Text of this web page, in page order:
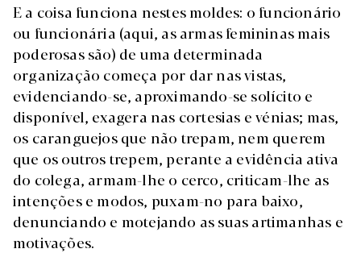
E a coisa funciona nestes moldes: o funcionário
ou funcionária (aqui, as armas femininas mais
poderosas são) de uma determinada
organização começa por dar nas vistas,
evidenciando-se, aproximando-se solícito e
disponível, exagera nas cortesias e vénias; mas,
os caranguejos que não trepam, nem querem
que os outros trepem, perante a evidência ativa
do colega, armam-lhe o cerco, criticam-lhe as
intenções e modos, puxam-no para baixo,
denunciando e motejando as suas artimanhas e
motivações.